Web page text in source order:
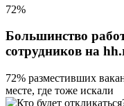
72%
Большинство
сотрудников на
72% разместивших
месте, где тоже искали